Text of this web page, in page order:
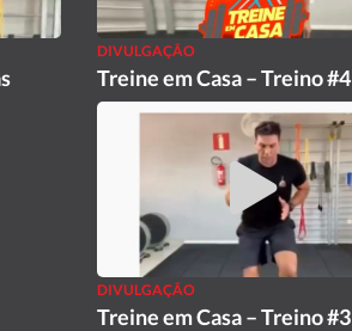
DIVULGAÇÃO
Treine em Casa – Treino #4
DIVULGAÇÃO
Treine em Casa – Treino #3